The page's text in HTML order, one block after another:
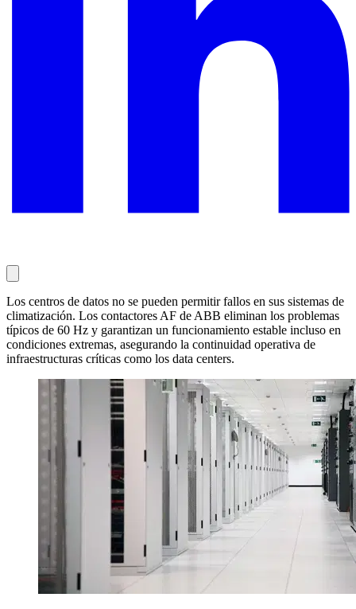
Los centros de datos no se pueden permitir fallos en sus sistemas de
climatización. Los contactores AF de ABB eliminan los problemas
típicos de 60 Hz y garantizan un funcionamiento estable incluso en
condiciones extremas, asegurando la continuidad operativa de
infraestructuras críticas como los data centers.